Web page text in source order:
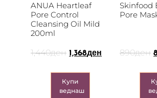
ANUA Heartleaf
Pore Control
Cleansing Oil Mild
200ml
1,440ден 1,368ден
Купи
веднаш
Skinfood
Pore
890ден